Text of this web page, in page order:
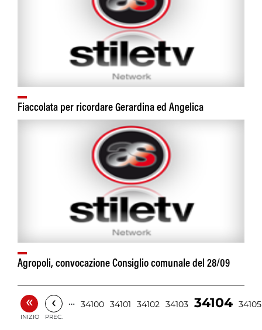
Fiaccolata per ricordare Gerardina ed Angelica
Agropoli, convocazione Consiglio comunale del 28/09
«
INIZIO
‹
PREC.
… 34100 34101 34102 34103 34104 34105